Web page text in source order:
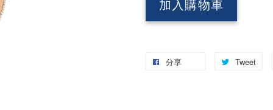
加入購物車
分享 Tweet